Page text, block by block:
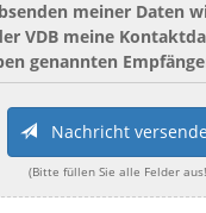
meiner Daten
VDB meine
genannten
Nachricht
(Bitte füllen Sie alle Felder